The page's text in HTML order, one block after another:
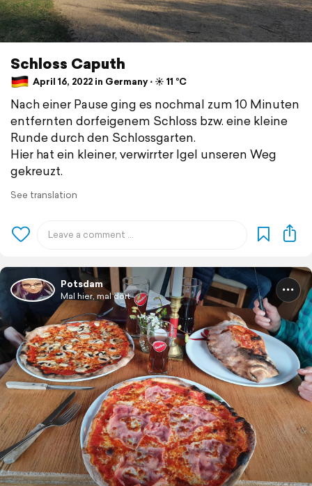
Schloss Caputh
April 16, 2022 in Germany ⋅ ☀️ 11 °C
Nach einer Pause ging es nochmal zum 10 Minuten
entfernten dorfeigenem Schloss bzw. eine kleine
Runde durch den Schlossgarten.
Hier hat ein kleiner, verwirrter Igel unseren Weg
gekreuzt.
See translation
Potsdam
Mal hier, mal dort